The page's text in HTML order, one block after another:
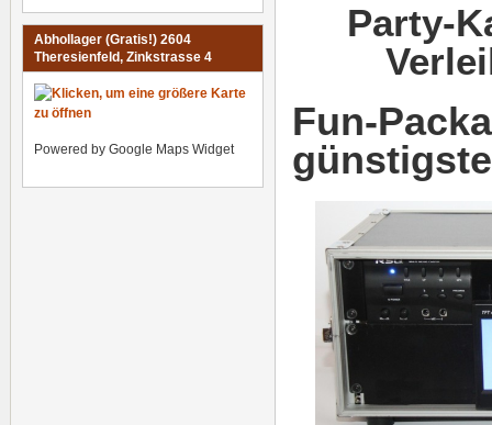
Party-
Fun-
Abhollager (Gratis!) 2604
Theresienfeld, Zinkstrasse 4
Powered by Google Maps Widget